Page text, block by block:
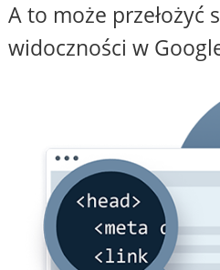
A to może przełożyć
widoczności w